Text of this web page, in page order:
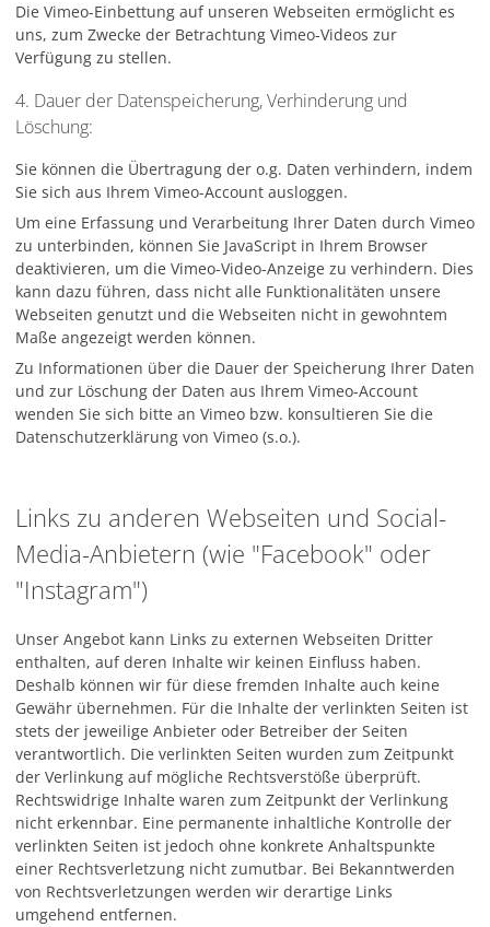
Die Vimeo-Einbettung auf unseren Webseiten ermöglicht es
uns, zum Zwecke der Betrachtung Vimeo-Videos zur
Verfügung zu stellen.
4. Dauer der Datenspeicherung, Verhinderung und
Löschung:
Sie können die Übertragung der o.g. Daten verhindern, indem
Sie sich aus Ihrem Vimeo-Account ausloggen.
Um eine Erfassung und Verarbeitung Ihrer Daten durch Vimeo
zu unterbinden, können Sie JavaScript in Ihrem Browser
deaktivieren, um die Vimeo-Video-Anzeige zu verhindern. Dies
kann dazu führen, dass nicht alle Funktionalitäten unsere
Webseiten genutzt und die Webseiten nicht in gewohntem
Maße angezeigt werden können.
Zu Informationen über die Dauer der Speicherung Ihrer Daten
und zur Löschung der Daten aus Ihrem Vimeo-Account
wenden Sie sich bitte an Vimeo bzw. konsultieren Sie die
Datenschutzerklärung von Vimeo (s.o.).
Links zu anderen Webseiten und Social-
Media-Anbietern (wie "Facebook" oder
"Instagram")
Unser Angebot kann Links zu externen Webseiten Dritter
enthalten, auf deren Inhalte wir keinen Einfluss haben.
Deshalb können wir für diese fremden Inhalte auch keine
Gewähr übernehmen. Für die Inhalte der verlinkten Seiten ist
stets der jeweilige Anbieter oder Betreiber der Seiten
verantwortlich. Die verlinkten Seiten wurden zum Zeitpunkt
der Verlinkung auf mögliche Rechtsverstöße überprüft.
Rechtswidrige Inhalte waren zum Zeitpunkt der Verlinkung
nicht erkennbar. Eine permanente inhaltliche Kontrolle der
verlinkten Seiten ist jedoch ohne konkrete Anhaltspunkte
einer Rechtsverletzung nicht zumutbar. Bei Bekanntwerden
von Rechtsverletzungen werden wir derartige Links
umgehend entfernen.